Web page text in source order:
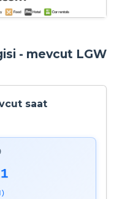
- mevcut LGW
saat